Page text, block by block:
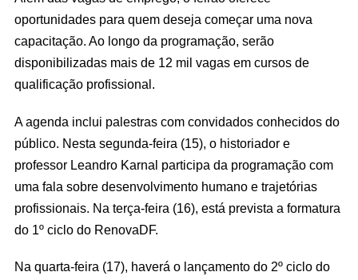
oportunidades para quem deseja começar uma nova
capacitação. Ao longo da programação, serão
disponibilizadas mais de 12 mil vagas em cursos de
qualificação profissional.
A agenda inclui palestras com convidados conhecidos do
público. Nesta segunda-feira (15), o historiador e
professor Leandro Karnal participa da programação com
uma fala sobre desenvolvimento humano e trajetórias
profissionais. Na terça-feira (16), está prevista a formatura
do 1º ciclo do RenovaDF.
Na quarta-feira (17), haverá o lançamento do 2º ciclo do